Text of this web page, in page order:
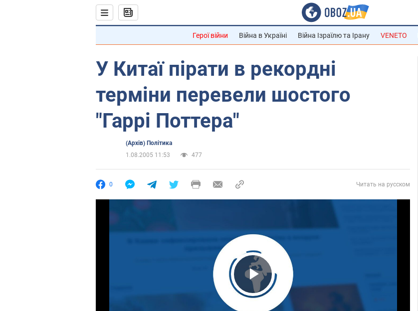
Герої війни Війна в Україні Війна Ізраїлю та Ірану VENETO
У Китаї пірати в рекордні
терміни перевели шостого
"Гаррі Поттера"
(Архів) Політика
1.08.2005 11:53
477
0 Читать на русском
Play Video